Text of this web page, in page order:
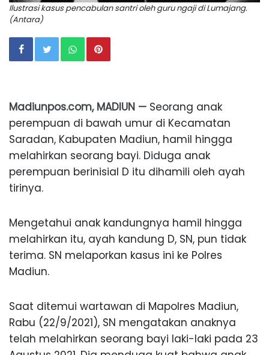
Ilustrasi kasus pencabulan santri oleh guru ngaji di Lumajang.
(Antara)
Madiunpos.com, MADIUN — Seorang anak
perempuan di bawah umur di Kecamatan
Saradan, Kabupaten Madiun, hamil hingga
melahirkan seorang bayi. Diduga anak
perempuan berinisial D itu dihamili oleh ayah
tirinya.
Mengetahui anak kandungnya hamil hingga
melahirkan itu, ayah kandung D, SN, pun tidak
terima. SN melaporkan kasus ini ke Polres
Madiun.
Saat ditemui wartawan di Mapolres Madiun,
Rabu (22/9/2021), SN mengatakan anaknya
telah melahirkan seorang bayi laki-laki pada 23